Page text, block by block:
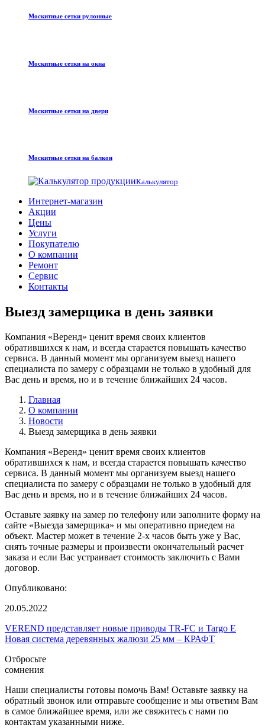
Москитные сетки рулонные
Москитные сетки на окна
Москитные сетки на двери
Москитные сетки на балкон
Калькулятор
Интернет-магазин
Акции
Цены
Услуги
Покупателю
О компании
Ремонт
Сервис
Контакты
Выезд замерщика в день заявки
Компания «Веренд» ценит время своих клиентов
обратившихся к нам, и всегда старается повышать качество
сервиса. В данный момент мы организуем выезд нашего
специалиста по замеру с образцами не только в удобный для
Вас день и время, но и в течение ближайших 24 часов.
Главная
О компании
Новости
Выезд замерщика в день заявки
Компания «Веренд» ценит время своих клиентов
обратившихся к нам, и всегда старается повышать качество
сервиса. В данный момент мы организуем выезд нашего
специалиста по замеру с образцами не только в удобный для
Вас день и время, но и в течение ближайших 24 часов.
Оставьте заявку на замер по телефону или заполните форму на
сайте «Выезда замерщика» и мы оперативно приедем на
объект. Мастер может в течение 2-х часов быть уже у Вас,
снять точные размеры и произвести окончательный расчет
заказа и если Вас устраивает стоимость заключить с Вами
договор.
Опубликовано:
20.05.2022
VEREND представляет новые приводы TR-FC и Targo E
Новая система деревянных жалюзи 25 мм – КРАФТ
Отбросьте
сомнения
Наши специалисты готовы помочь Вам! Оставьте заявку на
обратный звонок или отправьте сообщение и мы ответим Вам
в самое ближайшее время, или же свяжитесь с нами по
контактам указанными ниже.